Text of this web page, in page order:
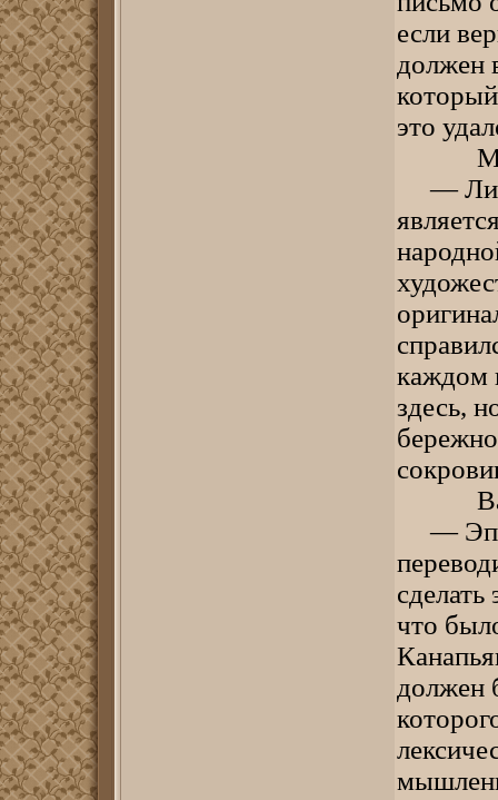
если
должен
это
—
каждом
здесь,
—
что
должен